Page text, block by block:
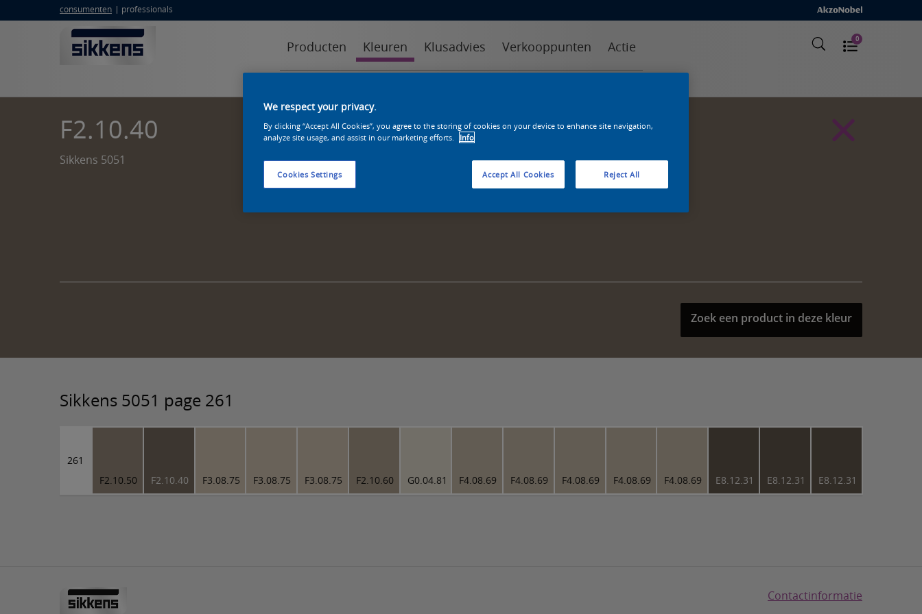
consumenten professionals
Producten Kleuren Klusadvies Verkooppunten Actie 0
F2.10.40
Sikkens 5051
Zoek een product in deze kleur
Sikkens 5051 page 261
261
F2.10.50
F2.10.40 F3.08.75 F3.08.75 F3.08.75 F2.10.60 G0.04.81 F4.08.69 F4.08.69 F4.08.69 F4.08.69 F4.08.69 E8.12.31 E8.12.31 E8.12.31
Contactinformatie
We respect your privacy.
By clicking “Accept All Cookies”, you agree to the storing of cookies on your device to enhance site navigation,
analyze site usage, and assist in our marketing efforts.
Info
Cookies Settings Reject All
Accept All Cookies